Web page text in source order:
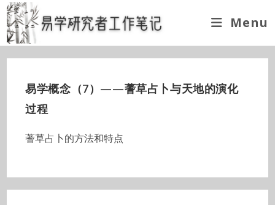
Skip
to
content
Menu
易学概念（7）——蓍草占卜与天地的演化
过程
蓍草占卜的方法和特点